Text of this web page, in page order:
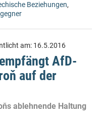
Beziehungen,
am: 16.5.2016
AfD-
auf der
ablehnende Haltung